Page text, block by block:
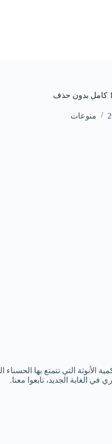
منوعات
الأنوثة التي تتمتع بها
في الغابة الجديد، تابعوا معنا.